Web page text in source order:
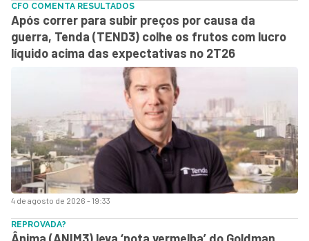
4 de agosto de 2026 - 19:33
CFO COMENTA RESULTADOS
Após correr para subir preços por causa da
guerra, Tenda (TEND3) colhe os frutos com lucro
líquido acima das expectativas no 2T26
REPROVADA?